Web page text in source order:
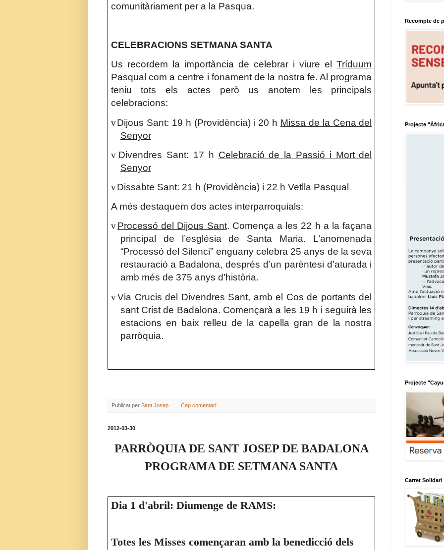
comunitàriament per a la Pasqua.
CELEBRACIONS SETMANA SANTA
Us recordem la importància de celebrar i viure elTríduum
Pasqual com a centre i fonament de la nostra fe. Al programa
teniu tots els actes però us anotem les principals
celebracions:
vDijous Sant: 19 h (Providència) i 20 h Missa de la Cena del
Senyor
v Divendres Sant: 17 h Celebració de la Passió i Mort del
Senyor
vDissabte Sant: 21 h (Providència) i 22 h Vetlla Pasqual
A més destaquem dos actes interparroquials:
v Processó del Dijous Sant. Comença a les 22 h a la façana
principal de l’església de Santa Maria. L’anomenada
“Processó del Silenci” enguany celebra 25 anys de la seva
restauració a Badalona, després d’un parèntesi d’aturada i
amb més de 375 anys d’història.
vVia Crucis del Divendres Sant, amb el Cos de portants del
sant Crist de Badalona. Començarà a les 19 h i seguirà les
estacions en baix relleu de la capella gran de la nostra
parròquia.
Publicat per Sant Josep Cap comentari:
2012-03-30
PARRÒQUIA DE SANT JOSEP DE BADALONA
PROGRAMA DE SETMANA SANTA
Dia 1 d'abril: Diumenge de RAMS:
Totes les Misses començaran amb la benedicció dels
Recompte de
Projecte
Projecte
Carret Solidari